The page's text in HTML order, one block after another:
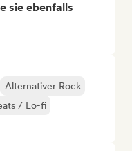
sie ebenfalls
Alternativer Rock
/ Lo-fi